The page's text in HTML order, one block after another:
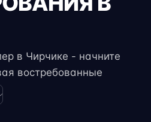
в Чирчике - начните
востребованные
для новичков и
включают